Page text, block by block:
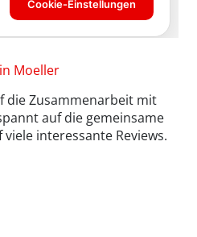
Moeller
die Zusammenarbeit mit
auf die gemeinsame
interessante Reviews.